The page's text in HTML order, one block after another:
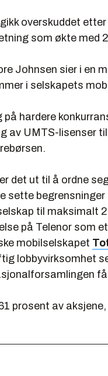
overskuddet
som økte med
Johnsen sier i en
i selskapets
hardere
av UMTS-lisenser
det ut til å ordne
sette
til maksimalt
på Telenor som
mobilselskapet
lobbyvirksomhet
61 prosent av